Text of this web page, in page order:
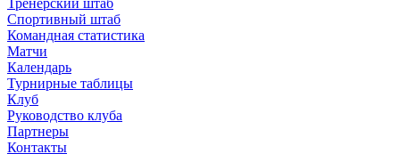
Тренерский штаб
Спортивный штаб
Командная статистика
Матчи
Календарь
Турнирные таблицы
Клуб
Руководство клуба
Партнеры
Контакты